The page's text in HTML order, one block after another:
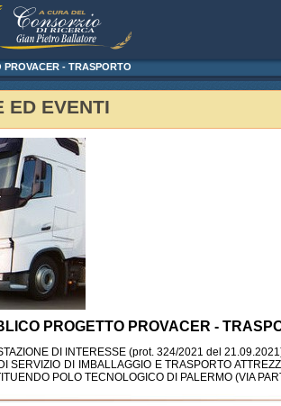
- TRASPORTO
ED EVENTI
PROGETTO PROVACER -
DI INTERESSE (prot. 324/2021 del
SERVIZIO DI IMBALLAGGIO E TRASPORTO
POLO TECNOLOGICO DI PALERMO (VIA